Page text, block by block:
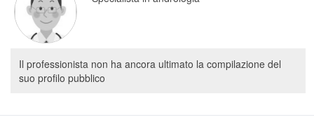
Il professionista non ha ancora ultimato la compilazione del
suo profilo pubblico